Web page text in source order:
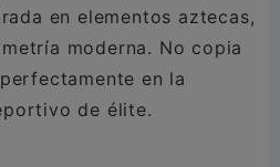
en elementos aztecas,
moderna. No copia
en la
de élite.